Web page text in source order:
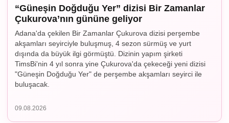
“Güneşin Doğduğu Yer” dizisi Bir Zamanlar
Çukurova’nın gününe geliyor
Adana'da çekilen Bir Zamanlar Çukurova dizisi perşembe
akşamları seyirciyle buluşmuş, 4 sezon sürmüş ve yurt
dışında da büyük ilgi görmüştü. Dizinin yapım şirketi
TimsBi'nin 4 yıl sonra yine Çukurova'da çekeceği yeni dizisi
"Güneşin Doğduğu Yer" de perşembe akşamları seyirci ile
buluşacak.
09.08.2026